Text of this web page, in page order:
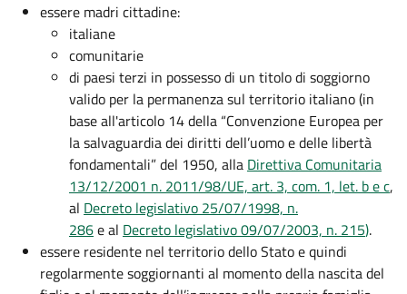
essere madri cittadine:
italiane
comunitarie
di paesi terzi in possesso di un titolo di soggiorno
valido per la permanenza sul territorio italiano (in
base all'articolo 14 della “Convenzione Europea per
la salvaguardia dei diritti dell’uomo e delle libertà
fondamentali” del 1950, alla Direttiva Comunitaria
13/12/2001 n. 2011/98/UE, art. 3, com. 1, let. b e c,
al Decreto legislativo 25/07/1998, n.
286e al Decreto legislativo 09/07/2003, n. 215).
essere residente nel territorio dello Stato e quindi
regolarmente soggiornanti al momento della nascita del